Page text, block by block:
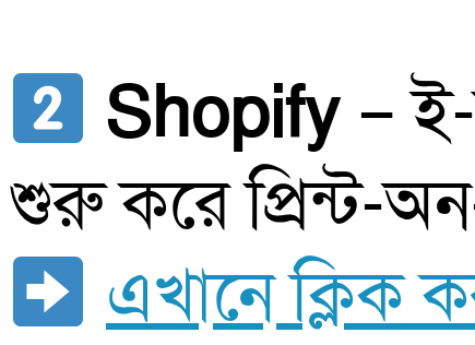
Shopify– ই-
শুরু করে প্রিন্ট-
এখানে ক্লিক